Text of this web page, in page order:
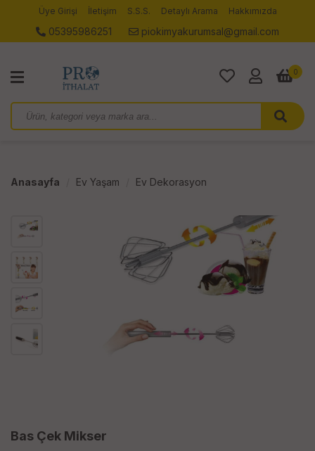
Üye Girişi İletişim S.S.S. Detaylı Arama Hakkımızda
05395986251 piokimyakurumsal@gmail.com
0
Anasayfa Ev Yaşam Ev Dekorasyon
Bas Çek Mikser